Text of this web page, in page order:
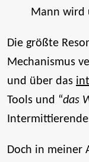
Mann wird
Die größte
Mechanismus
und über das
Tools und “das
Doch in meiner